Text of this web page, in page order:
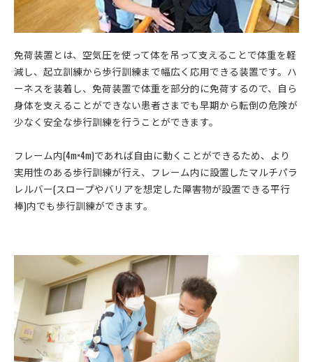
免荷装置とは、空気圧を使って体を吊って支えることで体重を軽
減し、起立訓練から歩行訓練まで幅広く応用できる装置です。ハ
ーネスを装着し、免荷装置で体重を部分的に免荷するので、自ら
身体を支えることができない患者さまでも早期から転倒の危険が
少なく安全な歩行訓練を行うことができます。
フレーム内(4m×4m)であれば自由に動くことができるため、より
実用性のある歩行訓練が行え、フレーム内に設置したマルチパラ
レルバー(スロープやバリアを想定した障害物が設置できる平行
棒)内でも歩行訓練ができます。